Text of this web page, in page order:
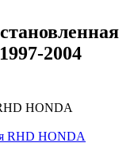
2004
HONDA